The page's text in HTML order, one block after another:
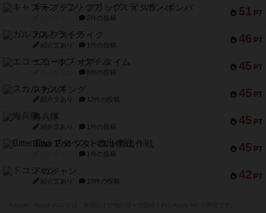
51 PT
キャプテン・フリップ：イスラ・ボンバ
2件の投稿
46 PT
ガルフストライク
紹介文あり 1件の投稿
45 PT
エコーズ・オブ・タイム
8件の投稿
45 PT
スカルキング
紹介文あり 12件の投稿
45 PT
海兵隊
紹介文あり 1件の投稿
45 PT
Bitter End ブタペスト救出作戦
1件の投稿
42 PT
ドコジャン
紹介文あり 10件の投稿